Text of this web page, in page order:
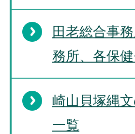
田老総合事
務所、各保
崎山貝塚縄
一覧